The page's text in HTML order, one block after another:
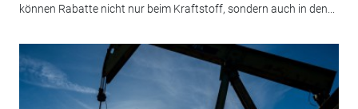
können Rabatte nicht nur beim Kraftstoff, sondern auch in den...